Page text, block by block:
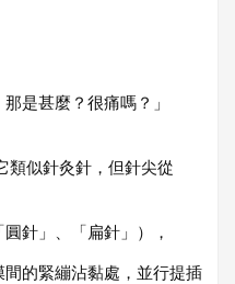
是甚麼？很痛嗎？」
類似針灸針，但針尖從
針」、「扁針」），
的緊繃沾黏處，並⾏提插